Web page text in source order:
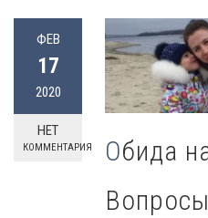
ФЕВ
17
2020
НЕТ
КОММЕНТАРИЯ
Обида на родителей.
Вопросы